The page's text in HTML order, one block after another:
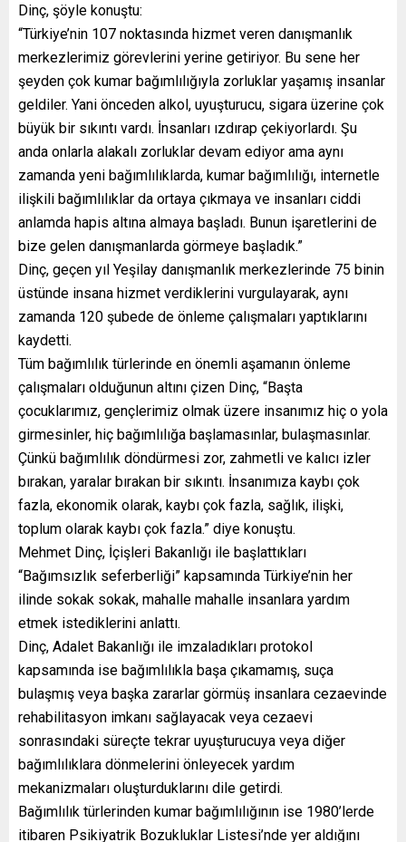
Dinç, şöyle konuştu:
“Türkiye’nin 107 noktasında hizmet veren danışmanlık
merkezlerimiz görevlerini yerine getiriyor. Bu sene her
şeyden çok kumar bağımlılığıyla zorluklar yaşamış insanlar
geldiler. Yani önceden alkol, uyuşturucu, sigara üzerine çok
büyük bir sıkıntı vardı. İnsanları ızdırap çekiyorlardı. Şu
anda onlarla alakalı zorluklar devam ediyor ama aynı
zamanda yeni bağımlılıklarda, kumar bağımlılığı, internetle
ilişkili bağımlılıklar da ortaya çıkmaya ve insanları ciddi
anlamda hapis altına almaya başladı. Bunun işaretlerini de
bize gelen danışmanlarda görmeye başladık.”
Dinç, geçen yıl Yeşilay danışmanlık merkezlerinde 75 binin
üstünde insana hizmet verdiklerini vurgulayarak, aynı
zamanda 120 şubede de önleme çalışmaları yaptıklarını
kaydetti.
Tüm bağımlılık türlerinde en önemli aşamanın önleme
çalışmaları olduğunun altını çizen Dinç, “Başta
çocuklarımız, gençlerimiz olmak üzere insanımız hiç o yola
girmesinler, hiç bağımlılığa başlamasınlar, bulaşmasınlar.
Çünkü bağımlılık döndürmesi zor, zahmetli ve kalıcı izler
bırakan, yaralar bırakan bir sıkıntı. İnsanımıza kaybı çok
fazla, ekonomik olarak, kaybı çok fazla, sağlık, ilişki,
toplum olarak kaybı çok fazla.” diye konuştu.
Mehmet Dinç, İçişleri Bakanlığı ile başlattıkları
“Bağımsızlık seferberliği” kapsamında Türkiye’nin her
ilinde sokak sokak, mahalle mahalle insanlara yardım
etmek istediklerini anlattı.
Dinç, Adalet Bakanlığı ile imzaladıkları protokol
kapsamında ise bağımlılıkla başa çıkamamış, suça
bulaşmış veya başka zararlar görmüş insanlara cezaevinde
rehabilitasyon imkanı sağlayacak veya cezaevi
sonrasındaki süreçte tekrar uyuşturucuya veya diğer
bağımlılıklara dönmelerini önleyecek yardım
mekanizmaları oluşturduklarını dile getirdi.
Bağımlılık türlerinden kumar bağımlılığının ise 1980’lerde
itibaren Psikiyatrik Bozukluklar Listesi’nde yer aldığını